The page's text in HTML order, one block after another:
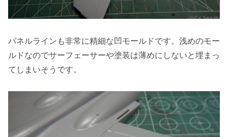
パネルラインも非常に精細な凹モールドです。浅めのモー
ルドなのでサーフェーサーや塗装は薄めにしないと埋まっ
てしまいそうです。